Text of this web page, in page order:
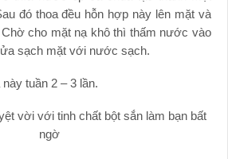
đó thoa đều hỗn hợp này lên mặt và
cho mặt nạ khô thì thấm nước vào
sạch mặt với nước sạch.
tuần 2 – 3 lần.